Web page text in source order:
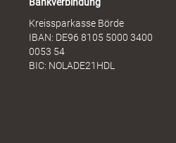
Kreissparkasse Börde
IBAN: DE96 8105 5000 3400
0053 54
BIC: NOLADE21HDL